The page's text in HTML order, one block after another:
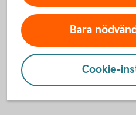
Vill du veta
Om du har frågor om
för mer information.
DigiSeq (digiseq.co.uk)
Bara
Cookie-